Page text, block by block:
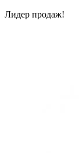
Лидер продаж!